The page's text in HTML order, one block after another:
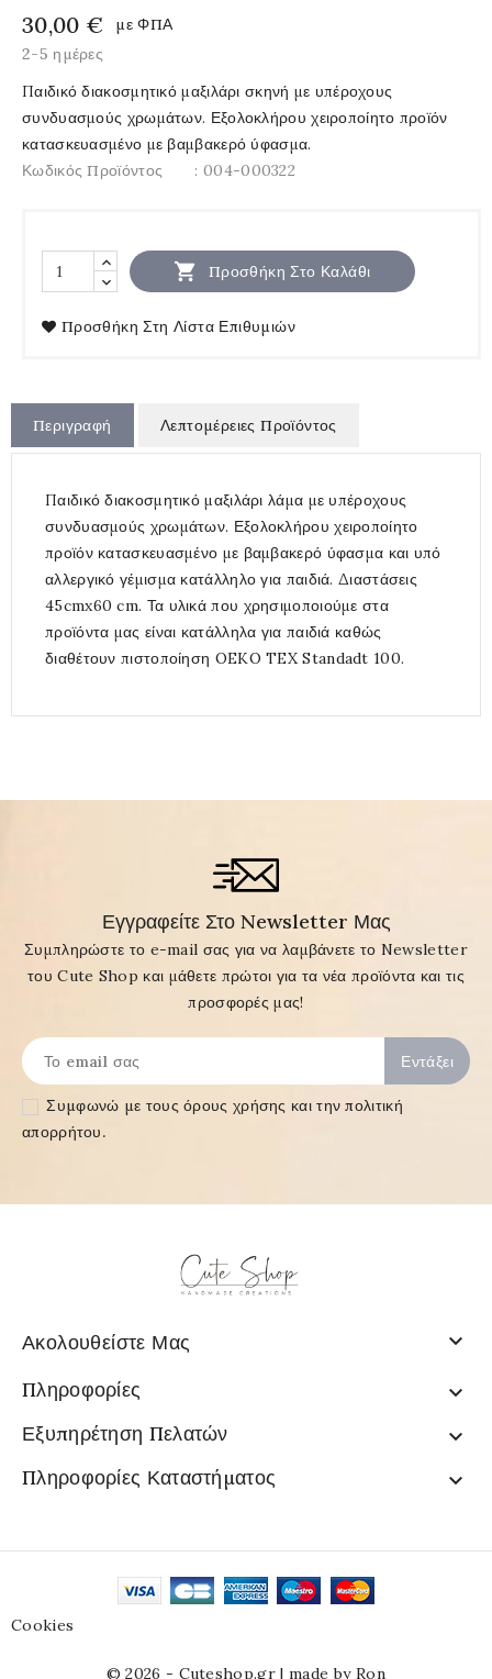
30,00 €
με ΦΠΑ
2-5 ημέρες
Παιδικό διακοσμητικό μαξιλάρι σκηνή με υπέροχους
συνδυασμούς χρωμάτων. Εξολοκλήρου χειροποίητο προϊόν
κατασκευασμένο με βαμβακερό ύφασμα.
Κωδικός Προϊόντος
: 004-000322
 Προσθήκη Στο Καλάθι
Προσθήκη Στη Λίστα Επιθυμιών
Περιγραφή Λεπτομέρειες Προϊόντος
Παιδικό διακοσμητικό μαξιλάρι λάμα με υπέροχους
συνδυασμούς χρωμάτων. Εξολοκλήρου χειροποίητο
προϊόν κατασκευασμένο με βαμβακερό ύφασμα και υπό
αλλεργικό γέμισμα κατάλληλο για παιδιά. Διαστάσεις
45cmx60 cm. Τα υλικά που χρησιμοποιούμε στα
προϊόντα μας είναι κατάλληλα για παιδιά καθώς
διαθέτουν πιστοποίηση OEKO TEX Standadt 100.
Εγγραφείτε Στο Newsletter Μας
Συμπληρώστε το e-mail σας για να λαμβάνετε το Newsletter
του Cute Shop και μάθετε πρώτοι για τα νέα προϊόντα και τις
προσφορές μας!
Συμφωνώ με τουςόρους χρήσης και την πολιτική
απορρήτου.
Ακολουθείστε Μας 
Πληροφορίες 
Εξυπηρέτηση Πελατών 
Πληροφορίες Καταστήματος 
Cookies
© 2026 - Cuteshop.gr | made by Ron